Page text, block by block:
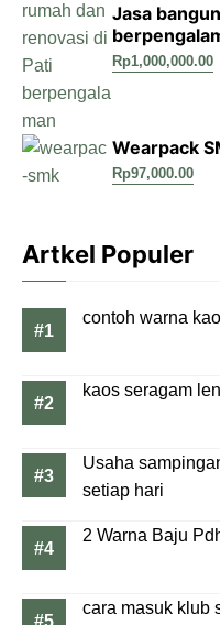
Jasa
Rp1,000,000.00
Wearpack
Rp97,000.00
Artkel Populer
contoh warna
kaos seragam
Usaha
setiap hari
2 Warna Baju
cara masuk klub